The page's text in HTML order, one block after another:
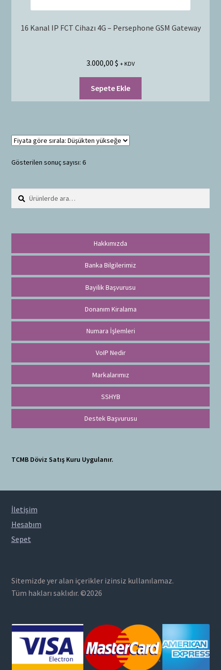
16 Kanal IP FCT Cihazı 4G – Persephone GSM Gateway
3.000,00 $ + KDV
Sepete Ekle
Gösterilen sonuç sayısı: 6
Ara:
Hakkımızda
Banka Bilgilerimiz
Bayilik Başvurusu
Donanım Kiralama
Numara İşlemleri
VoIP Nedir
Markalarımız
SSHYB
Destek Başvurusu
TCMB Döviz Satış Kuru Uygulanır.
İletişim
Hesabım
Sepet
Sitemizde yer alan içerikler izinsiz kullanılamaz.
Tüm hakları saklıdır. ©2026